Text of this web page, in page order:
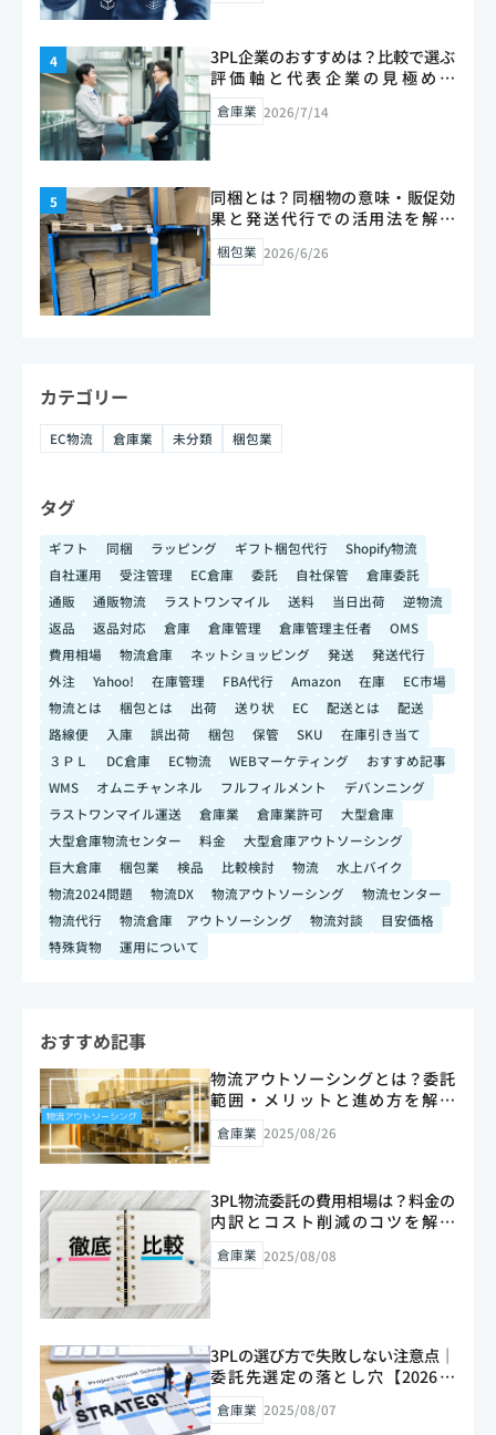
3PL企業のおすすめは？比較で選ぶ
評価軸と代表企業の見極め方
【2026年版】
倉庫業 2026/7/14
同梱とは？同梱物の意味・販促効
果と発送代行での活用法を解説
【2026年版】
梱包業 2026/6/26
カテゴリー
EC物流 倉庫業 未分類 梱包業
タグ
ギフト 同梱 ラッピング ギフト梱包代行
Shopify物流
自社運用
受注管理 EC倉庫 委託 自社保管
倉庫委託
通販
通販物流 ラストワンマイル 送料 当日出荷
逆物流
返品
返品対応 倉庫 倉庫管理 倉庫管理主任者
OMS
費用相場
物流倉庫 ネットショッピング 発送
発送代行
外注
Yahoo! 在庫管理 FBA代行 Amazon 在庫
EC市場
物流とは
梱包とは 出荷 送り状 EC 配送とは
配送
路線便
入庫 誤出荷 梱包 保管 SKU
在庫引き当て
３ＰＬ
DC倉庫 EC物流 WEBマーケティング
おすすめ記事
WMS
オムニチャンネル フルフィルメント
デバンニング
ラストワンマイル運送
倉庫業 倉庫業許可
大型倉庫
大型倉庫物流センター
料金
大型倉庫アウトソーシング
巨大倉庫
梱包業 検品 比較検討 物流
水上バイク
物流2024問題
物流DX 物流アウトソーシング
物流センター
物流代行
物流倉庫 アウトソーシング 物流対談
目安価格
特殊貨物
運用について
おすすめ記事
物流アウトソーシングとは？委託
範囲・メリットと進め方を解説
【2026年版】
倉庫業 2025/08/26
3PL物流委託の費用相場は？料金の
内訳とコスト削減のコツを解説
【2026年版】
倉庫業 2025/08/08
3PLの選び方で失敗しない注意点｜
委託先選定の落とし穴【2026年
版】
倉庫業 2025/08/07